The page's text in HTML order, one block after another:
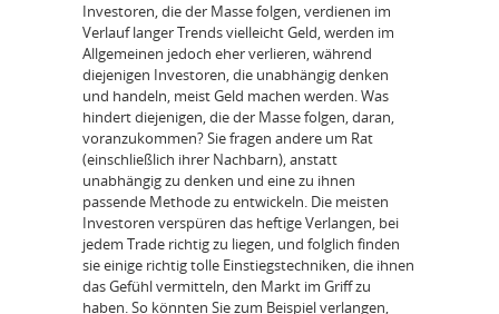
Investoren, die der Masse folgen, verdienen im
Verlauf langer Trends vielleicht Geld, werden im
Allgemeinen jedoch eher verlieren, während
diejenigen Investoren, die unabhängig denken
und handeln, meist Geld machen werden. Was
hindert diejenigen, die der Masse folgen, daran,
voranzukommen? Sie fragen andere um Rat
(einschließlich ihrer Nachbarn), anstatt
unabhängig zu denken und eine zu ihnen
passende Methode zu entwickeln. Die meisten
Investoren verspüren das heftige Verlangen, bei
jedem Trade richtig zu liegen, und folglich finden
sie einige richtig tolle Einstiegstechniken, die ihnen
das Gefühl vermitteln, den Markt im Griff zu
haben. So könnten Sie zum Beispiel verlangen,